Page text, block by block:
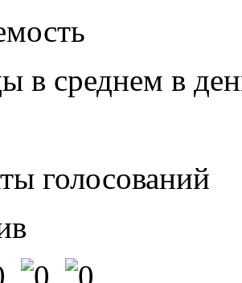
в среднем в
голосований